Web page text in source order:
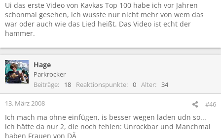
Ui das erste Video von Kavkas Top 100 habe ich vor Jahren
schonmal gesehen, ich wusste nur nicht mehr von wem das
war oder auch wie das Lied heißt. Das Video ist echt der
hammer.
Hage
Parkrocker
Beiträge
18 Reaktionspunkte 0 Alter 34
13. März 2008 #46
Ich mach ma ohne einfügen, is besser wegen laden udn so...
ich hätte da nur 2, die noch fehlen: Unrockbar und Manchmal
haben Frauen von DÄ